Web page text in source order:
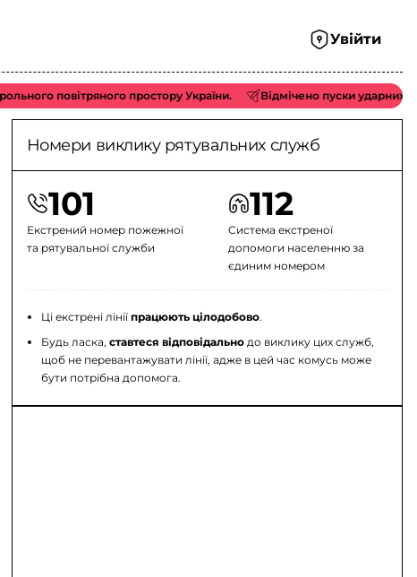
Увійти
повітряного простору України. Відмічено пуски ударних БпЛА
Номери виклику рятувальних служб
101
Екстрений номер пожежної
та рятувальної служби
112
Система екстреної
допомоги населенню за
єдиним номером
Ці екстрені лінії працюють цілодобово.
Будь ласка, ставтеся відповідальнодо виклику цих служб,
щоб не перевантажувати лінії, адже в цей час комусь може
бути потрібна допомога.